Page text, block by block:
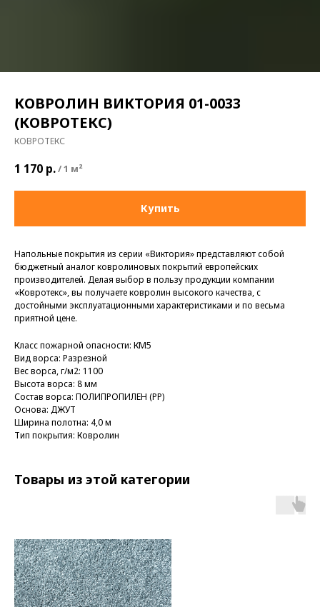
КОВРОЛИН ВИКТОРИЯ 01-0033
(КОВРОТЕКС)
КОВРОТЕКС
1 170 р./1 м²
Купить
Напольные покрытия из серии «Виктория» представляют собой
бюджетный аналог ковролиновых покрытий европейских
производителей. Делая выбор в пользу продукции компании
«Ковротекс», вы получаете ковролин высокого качества, с
достойными эксплуатационными характеристиками и по весьма
приятной цене.
Класс пожарной опасности: КМ5
Вид ворса: Разрезной
Вес ворса, г/м2: 1100
Высота ворса: 8 мм
Состав ворса: ПОЛИПРОПИЛЕН (PP)
Основа: ДЖУТ
Ширина полотна: 4,0 м
Тип покрытия: Ковролин
Товары из этой категории